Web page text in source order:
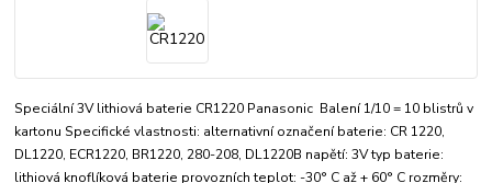
Speciální 3V lithiová baterie CR1220 Panasonic Balení 1/10 = 10 blistrů v
kartonu Specifické vlastnosti: alternativní označení baterie: CR 1220,
DL1220, ECR1220, BR1220, 280-208, DL1220B napětí: 3V typ baterie:
lithiová knoflíková baterie provozních teplot: -30° C až + 60° C rozměry: